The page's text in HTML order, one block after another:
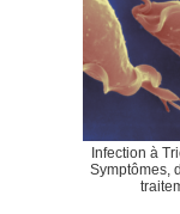
Infection à
Symptômes,